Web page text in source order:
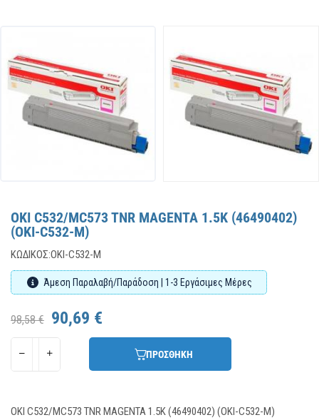
OKI C532/MC573 TNR MAGENTA 1.5K (46490402)
(OKI-C532-M)
ΚΩΔΙΚΌΣ:OKI-C532-M
Άμεση Παραλαβή/Παράδοση | 1-3 Εργάσιμες Μέρες
98,58 € 90,69 €
ΠΡΟΣΘΗΚΗ
OKI C532/MC573 TNR MAGENTA 1.5K (46490402) (OKI-C532-M)